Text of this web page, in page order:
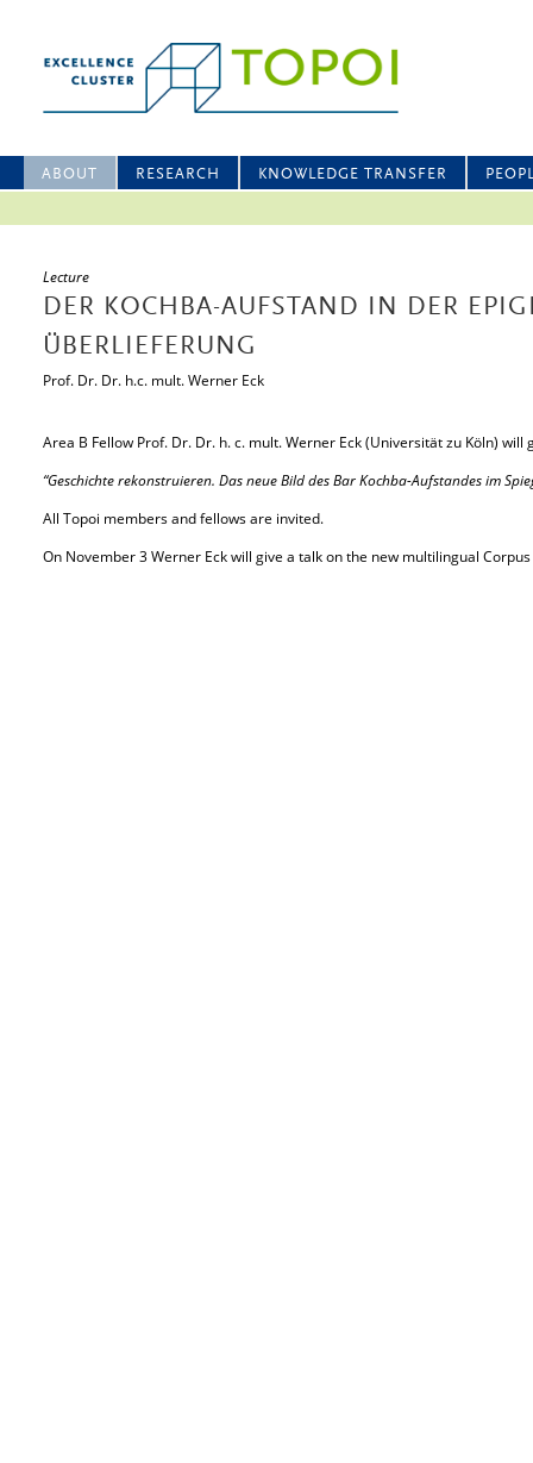
ABOUT RESEARCH KNOWLEDGE TRANSFER
Lecture
DER KOCHBA-AUFSTAND IN DER
ÜBERLIEFERUNG
Prof. Dr. Dr. h.c. mult. Werner Eck
Area B Fellow Prof. Dr. Dr. h. c. mult. Werner Eck (Universität zu Köln) will
“Geschichte rekonstruieren. Das neue Bild des Bar Kochba-Aufstandes im
All Topoi members and fellows are invited.
On November 3 Werner Eck will give a talk on the new multilingual